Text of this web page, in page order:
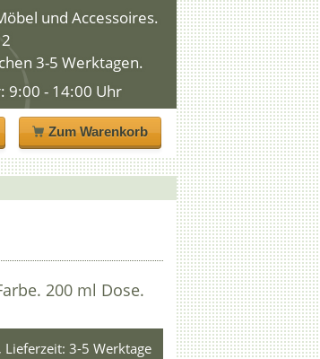
und Accessoires.
3-5 Werktagen.
9:00 - 14:00 Uhr
Zum Warenkorb
200 ml Dose.
3-5 Werktage